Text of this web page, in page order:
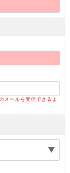
ールを受信できるよ